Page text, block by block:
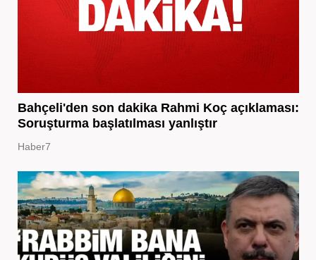
Bahçeli'den son dakika Rahmi Koç açıklaması:
Soruşturma başlatılması yanlıştır
Haber7